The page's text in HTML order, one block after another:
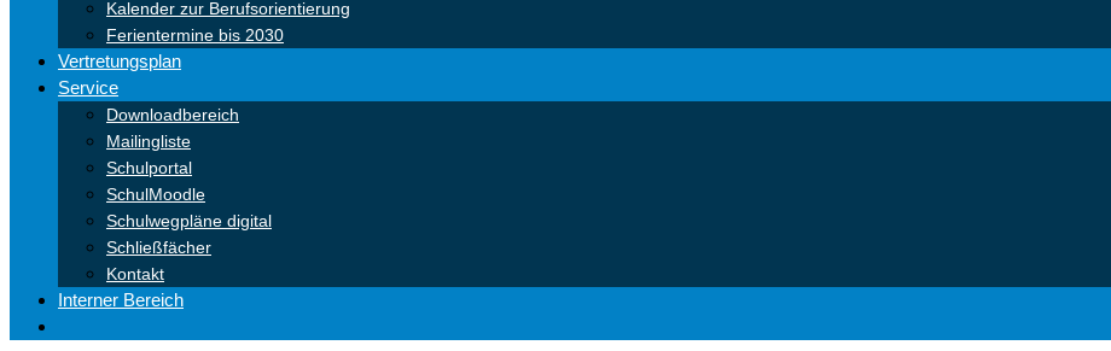
Kalender zur Berufsorientierung
Ferientermine bis 2030
Vertretungsplan
Service
Downloadbereich
Mailingliste
Schulportal
SchulMoodle
Schulwegpläne digital
Schließfächer
Kontakt
Interner Bereich